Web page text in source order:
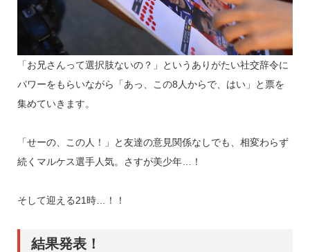
「お兄さんって選択肢ないの？」というありがたい社交辞令に
パワーをもらいながら「あっ、この8人からで、はい」と票を
集めていきます。
「せーの、この人！」と友達の意見関係なしでも、相変わらず
続くマルケス選手人気。さすが美少年…！
そして迎える21時…！！
結果発表！